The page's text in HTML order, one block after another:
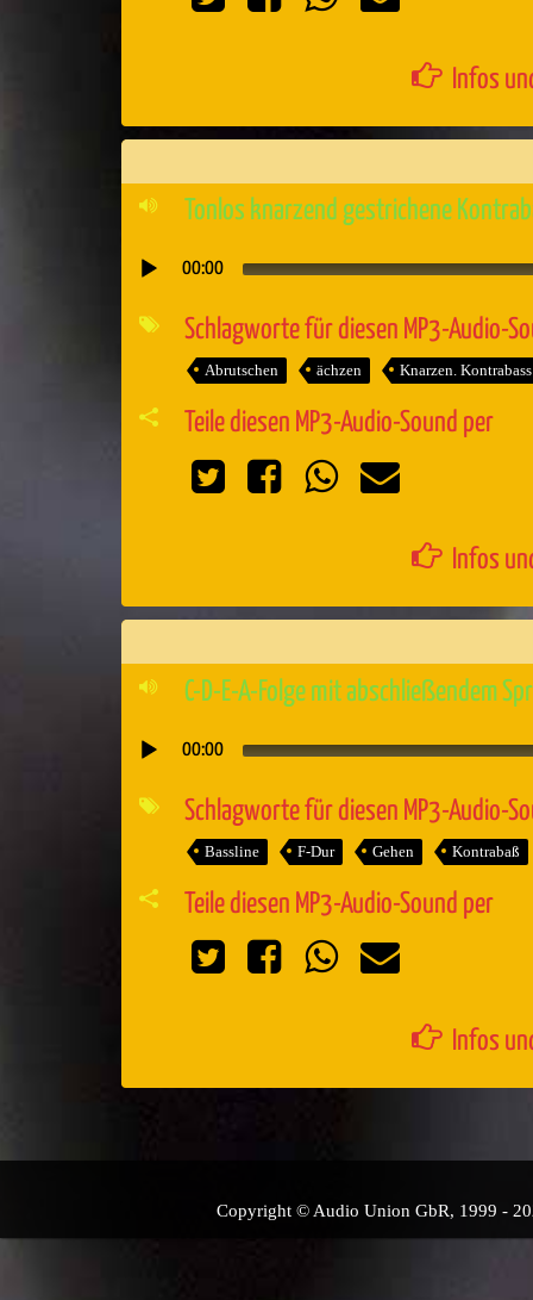
Infos
Tonlos knarzend gestrichene
Audio-
Player
00:00
Schlagworte für diesen MP3-Audio-
Abrutschen ächzen Knarzen. Kontrabass
Teile diesen MP3-Audio-Sound per
Infos
C-D-E-A-Folge mit abschließendem
Audio-
Player
00:00
Schlagworte für diesen MP3-Audio-
Bassline F-Dur Gehen Kontrabaß
Teile diesen MP3-Audio-Sound per
Infos
Copyright © Audio Union GbR, 1999 -